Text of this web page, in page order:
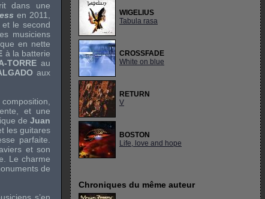
dans une
en 2011,
et le second
musiciens
en nette
à la batterie
TORRE au
aux
et une
de Juan
les guitares
parfaite.
et son
Le charme
de
WIGELIUS
Tabula rasa
CROSSFADE
White on blue
RETURN
V
BOSTON
Life, love and hope
Chroniques du même auteur